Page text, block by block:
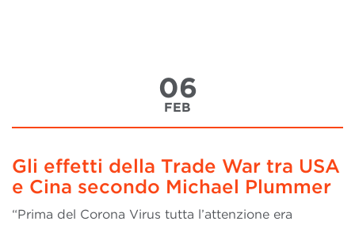
06
FEB
Gli effetti della Trade War tra USA
e Cina secondo Michael Plummer
“Prima del Corona Virus tutta l’attenzione era